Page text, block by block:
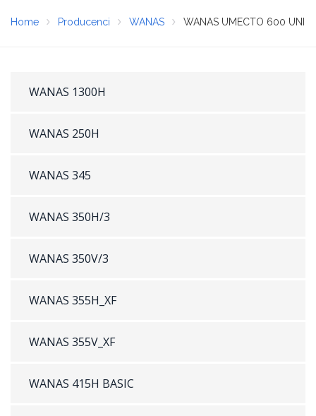
Home Producenci WANAS WANAS UMECTO 600 UNI
WANAS 1300H
WANAS 250H
WANAS 345
WANAS 350H/3
WANAS 350V/3
WANAS 355H_XF
WANAS 355V_XF
WANAS 415H BASIC